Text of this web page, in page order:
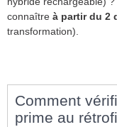
connaître à partir du 2
transformation).
Comment
prime au